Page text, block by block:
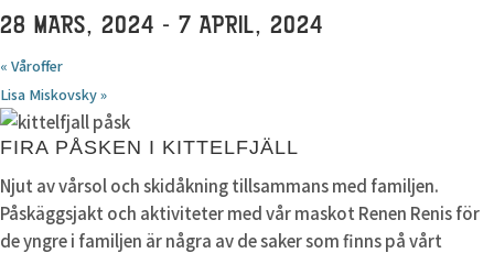
28 MARS, 2024 - 7 APRIL, 2024
« Våroffer
Lisa Miskovsky»
FIRA PÅSKEN I KITTELFJÄLL
Njut av vårsol och skidåkning tillsammans med familjen.
Påskäggsjakt och aktiviteter med vår maskot Renen Renis för
de yngre i familjen är några av de saker som finns på vårt